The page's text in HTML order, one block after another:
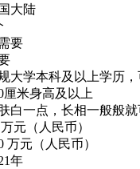
大陆
要
大学本科及以上学历
厘米身高及以上
白一点，长相一般般就
元（人民币）
万元（人民币）
年